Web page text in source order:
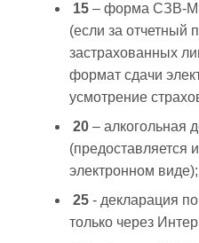
15 – форма СЗВ-
(если за отчетный
застрахованных
формат сдачи
усмотрение
20 – алкогольная
(предоставляется
электронном виде);
25 - декларация
только через